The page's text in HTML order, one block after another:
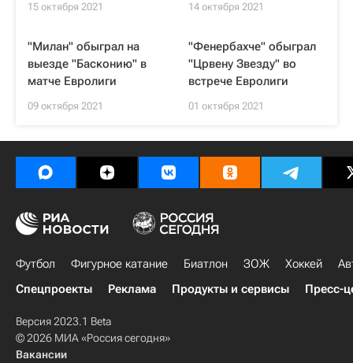
15 октября 2021 14 октября 2021
"Милан" обыграл на
выезде "Басконию" в
матче Евролиги
09 октября 2021
"Фенербахче" обыграл
"Црвену Звезду" во
встрече Евролиги
01 октября 2021
Футбол Фигурное катание Биатлон ЗОЖ Хоккей
Спецпроекты
Реклама Продукты и сервисы Пресс-
Версия 2023.1 Beta
© 2026 МИА «Россия сегодня»
Вакансии